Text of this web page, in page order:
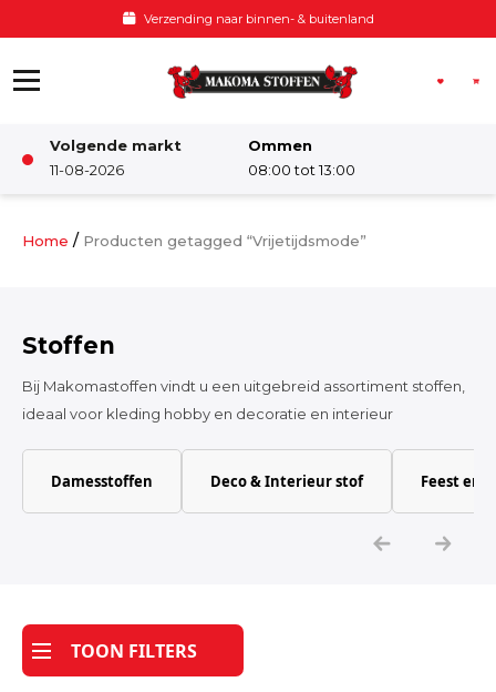
Voor 12:00 besteld, zelfde dag
Volgende markt
11-08-2026
Ommen
08:00 tot 13:00
Damesstoffen
Katoen
Tijdpakker stof
Home / Producten getagged “Vrijetijdsmode”
Stoffen
Bij Makomastoffen vindt u een uitgebreid assortiment stoffen,
ideaal voor kleding hobby en decoratie en interieur
Damesstoffen Deco & Interieur stof Feest en
TOON FILTERS